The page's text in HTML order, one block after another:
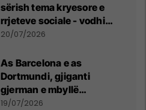
sërish tema kryesore e
rrjeteve sociale - vodhi
vëmendjen pas finales së
20/07/2026
As Barcelona e as
Dortmundi, gjiganti
gjerman e mbyllë
marrëveshjen për Fisnik
19/07/2026